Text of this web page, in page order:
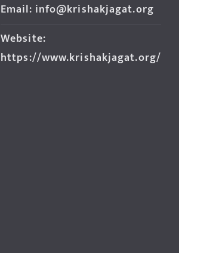
Email: info@krishakjagat.org
Website:
https://www.krishakjagat.org/